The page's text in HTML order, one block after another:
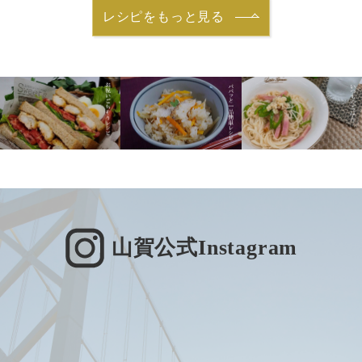
レシピをもっと見る
山賀公式Instagram